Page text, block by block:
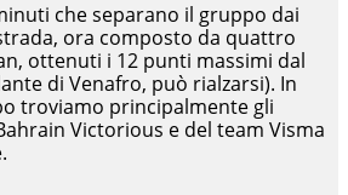
che separano il gruppo dai
ora composto da quattro
ottenuti i 12 punti massimi dal
di Venafro, può rialzarsi). In
troviamo principalmente gli
Victorious e del team Visma